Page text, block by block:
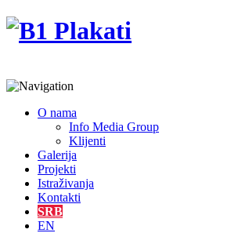
O nama
Info Media Group
Klijenti
Galerija
Projekti
Istraživanja
Kontakti
SRB
EN